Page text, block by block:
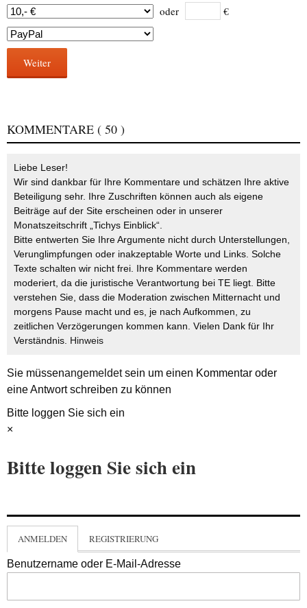
oder €
Weiter
KOMMENTARE ( 50 )
Liebe Leser!
Wir sind dankbar für Ihre Kommentare und schätzen Ihre aktive
Beteiligung sehr. Ihre Zuschriften können auch als eigene
Beiträge auf der Site erscheinen oder in unserer
Monatszeitschrift „Tichys Einblick“.
Bitte entwerten Sie Ihre Argumente nicht durch Unterstellungen,
Verunglimpfungen oder inakzeptable Worte und Links. Solche
Texte schalten wir nicht frei. Ihre Kommentare werden
moderiert, da die juristische Verantwortung bei TE liegt. Bitte
verstehen Sie, dass die Moderation zwischen Mitternacht und
morgens Pause macht und es, je nach Aufkommen, zu
zeitlichen Verzögerungen kommen kann. Vielen Dank für Ihr
Verständnis. Hinweis
Sie müssenangemeldetsein um einen Kommentar oder
eine Antwort schreiben zu können
Bitte loggen Sie sich ein
×
Bitte loggen Sie sich ein
ANMELDEN REGISTRIERUNG
Benutzername oder E-Mail-Adresse